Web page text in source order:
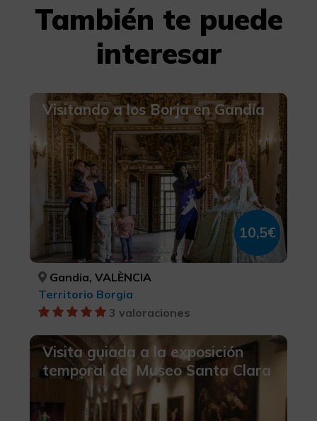
También te puede
interesar
Visitando a los Borja en Gandía
10,5€
Gandia, VALÈNCIA
Territorio Borgia
3 valoraciones
Visita guiada a la exposición
temporal del Museo Santa Clara